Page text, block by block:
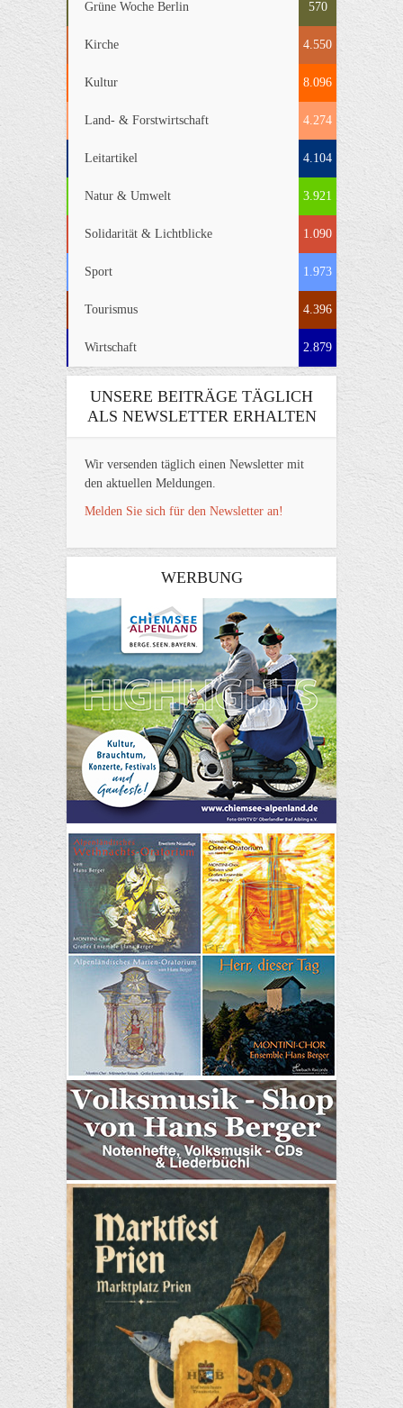
Grüne Woche Berlin 570
Kirche 4.550
Kultur 8.096
Land- & Forstwirtschaft 4.274
Leitartikel 4.104
Natur & Umwelt 3.921
Solidarität & Lichtblicke 1.090
Sport 1.973
Tourismus 4.396
Wirtschaft 2.879
UNSERE BEITRÄGE TÄGLICH
ALS NEWSLETTER ERHALTEN
Wir versenden täglich einen Newsletter mit
den aktuellen Meldungen.
Melden Sie sich für den Newsletter an!
WERBUNG